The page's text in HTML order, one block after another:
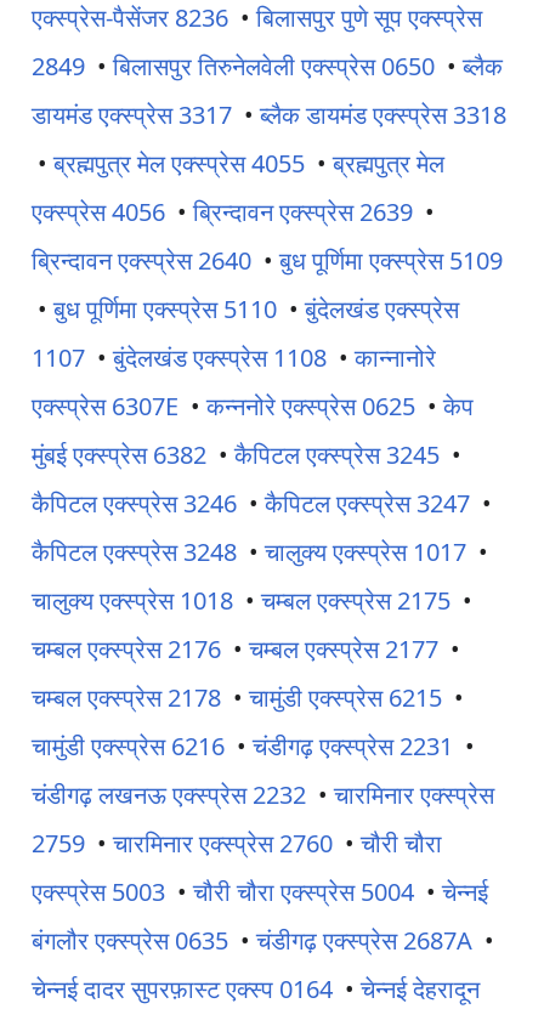
एक्स्प्रेस-पैसेंजर 8236 •बिलासपुर पुणे सूप एक्स्प्रेस
2849 •बिलासपुर तिरुनेलवेली एक्स्प्रेस 0650 •ब्लैक
डायमंड एक्स्प्रेस 3317 •ब्लैक डायमंड एक्स्प्रेस 3318
•ब्रह्मपुत्र मेल एक्स्प्रेस 4055 •ब्रह्मपुत्र मेल
एक्स्प्रेस 4056 •ब्रिन्दावन एक्स्प्रेस 2639 •
ब्रिन्दावन एक्स्प्रेस 2640 •बुध पूर्णिमा एक्स्प्रेस 5109
•बुध पूर्णिमा एक्स्प्रेस 5110 •बुंदेलखंड एक्स्प्रेस
1107 •बुंदेलखंड एक्स्प्रेस 1108 •कान्नानोरे
एक्स्प्रेस 6307E •कन्ननोरे एक्स्प्रेस 0625 •केप
मुंबई एक्स्प्रेस 6382 •कैपिटल एक्स्प्रेस 3245 •
कैपिटल एक्स्प्रेस 3246 •कैपिटल एक्स्प्रेस 3247 •
कैपिटल एक्स्प्रेस 3248 •चालुक्य एक्स्प्रेस 1017 •
चालुक्य एक्स्प्रेस 1018 •चम्बल एक्स्प्रेस 2175 •
चम्बल एक्स्प्रेस 2176 •चम्बल एक्स्प्रेस 2177 •
चम्बल एक्स्प्रेस 2178 •चामुंडी एक्स्प्रेस 6215 •
चामुंडी एक्स्प्रेस 6216 •चंडीगढ़ एक्स्प्रेस 2231 •
चंडीगढ़ लखनऊ एक्स्प्रेस 2232 •चारमिनार एक्स्प्रेस
2759 •चारमिनार एक्स्प्रेस 2760 •चौरी चौरा
एक्स्प्रेस 5003 •चौरी चौरा एक्स्प्रेस 5004 •चेन्नई
बंगलौर एक्स्प्रेस 0635 •चंडीगढ़ एक्स्प्रेस 2687A •
चेन्नई दादर सुपरफ़ास्ट एक्स्प 0164 •चेन्नई देहरादून